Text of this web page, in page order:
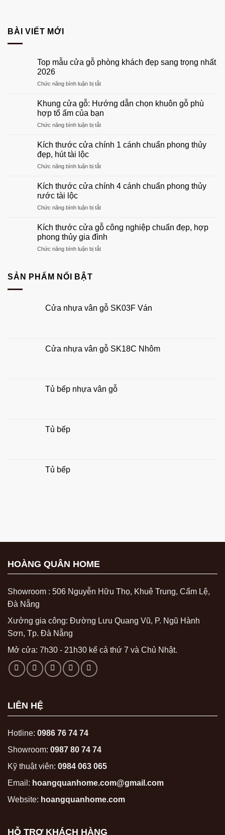
BÀI VIẾT MỚI
Top mẫu cửa gỗ phòng khách đẹp sang trọng nhất
2026
Chức năng bình luận bị tắtở
mẫu
gỗ
phòng
đẹp
nhất
Khung cửa gỗ: Hướng dẫn chọn khuôn gỗ phù
hợp tổ ấm của bạn
Chức năng bình luận bị tắtở
cửa
dẫn
khuôn
hợp
ấm
của
Kích thước cửa chính 1 cánh chuẩn phong thủy
đẹp, hút tài lộc
Chức năng bình luận bị tắtở
thước
1
chuẩn
phong
đẹp,
Kích thước cửa chính 4 cánh chuẩn phong thủy
rước tài lộc
Chức năng bình luận bị tắtở
thước
cửa
chính
4
lộc
Kích thước cửa gỗ công nghiệp chuẩn đẹp, hợp
phong thủy gia đình
Chức năng bình luận bị tắtở
chuẩn
gia
SẢN PHẨM NỔI BẬT
Cửa nhựa vân gỗ SK03F Ván
Cửa nhựa vân gỗ SK18C Nhôm
Tủ bếp nhựa vân gỗ
Tủ bếp
Tủ bếp
HOÀNG QUÂN HOME
Showroom : 506 Nguyễn Hữu Thọ, Khuê Trung, Cẩm Lệ,
Đà Nẵng
Xưởng gia công: Đường Lưu Quang Vũ, P. Ngũ Hành
Sơn, Tp. Đà Nẵng
Mở cửa: 7h30 - 21h30 kể cả thứ 7 và Chủ Nhật.
LIÊN HỆ
Hotline: 0986 76 74 74
Showroom: 0987 80 74 74
Kỹ thuật viên: 0984 063 065
Email: hoangquanhome.com@gmail.com
Website: hoangquanhome.com
HỖ TRỢ KHÁCH HÀNG